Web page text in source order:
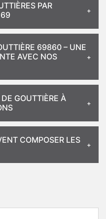
PAR
69
69860 – UNE
AVEC NOS
GOUTTIÈRE À
COMPOSER LES